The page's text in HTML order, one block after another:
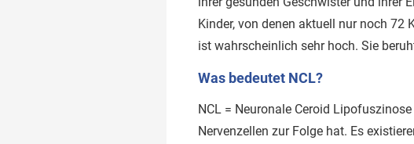
Kinder, von denen aktuell nur noch 72
ist wahrscheinlich sehr hoch. Sie
Was bedeutet NCL?
NCL = Neuronale Ceroid
Nervenzellen zur Folge hat. Es